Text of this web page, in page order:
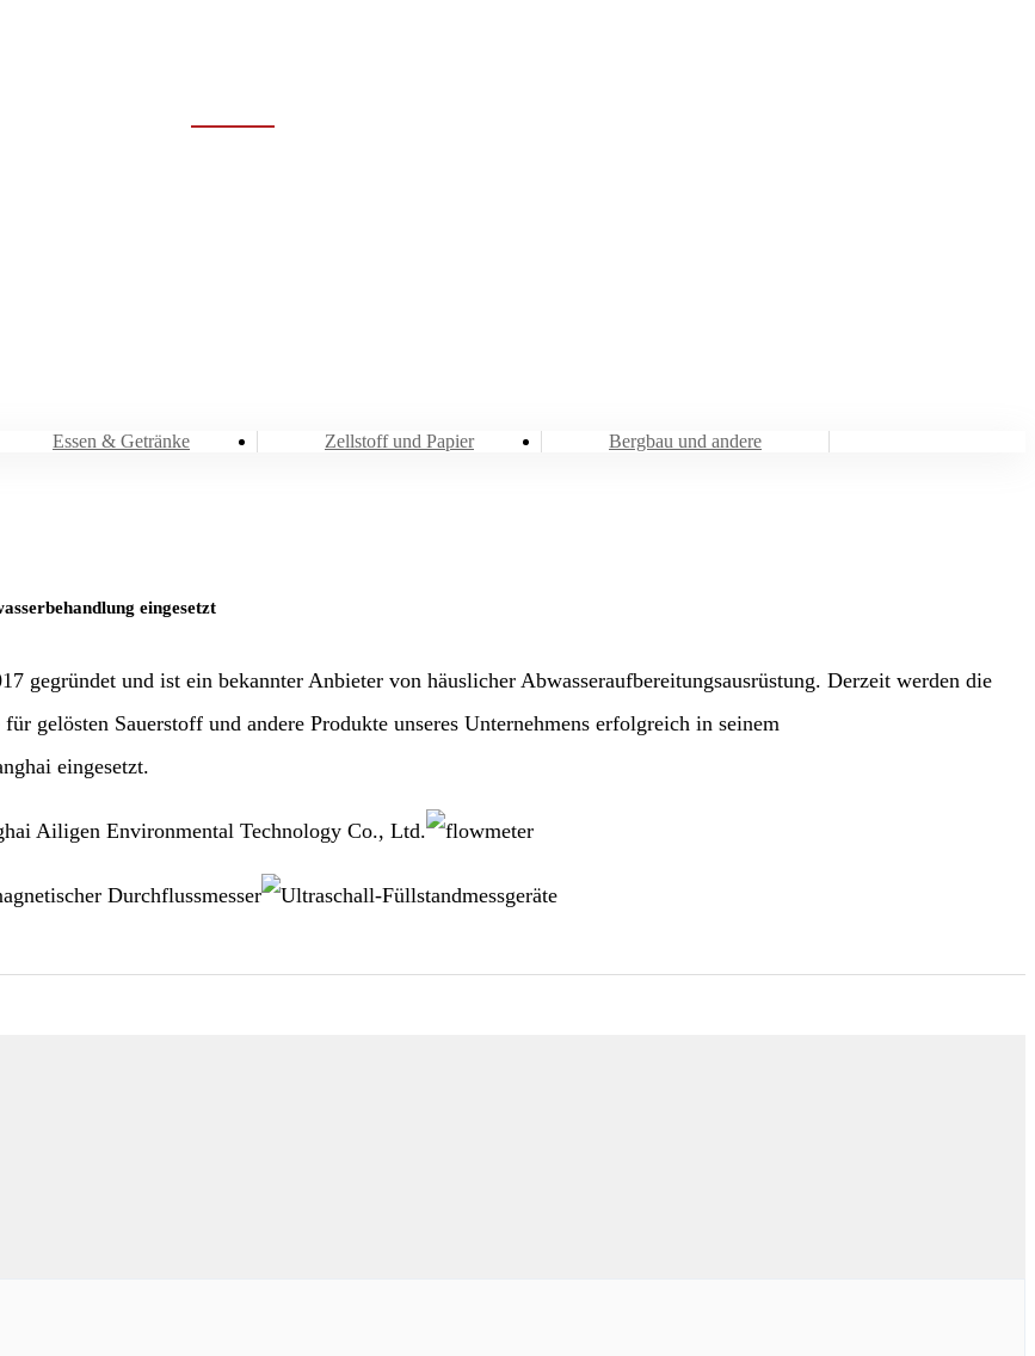
Essen & Getränke Zellstoff und Papier Bergbau und andere
eingesetzt
gegründet und ist ein bekannter Anbieter von häuslicher Abwasseraufbereitungsausrüstung. Derzeit werden die
gelösten Sauerstoff und andere Produkte unseres Unternehmens erfolgreich in seinem
eingesetzt.